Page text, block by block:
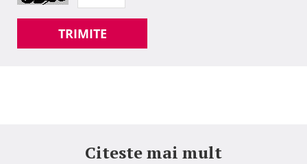
TRIMITE
Citeste mai mult